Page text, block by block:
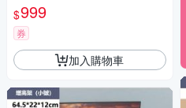
色）
$999
券
加入購物車